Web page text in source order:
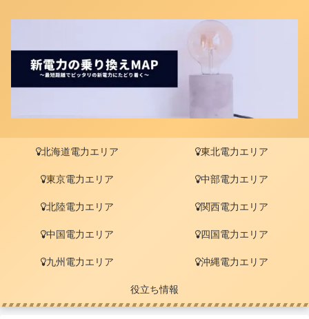
北海道電力エリア 東北電力エリア
東京電力エリア 中部電力エリア
北陸電力エリア 関西電力エリア
中国電力エリア 四国電力エリア
九州電力エリア 沖縄電力エリア
役立ち情報